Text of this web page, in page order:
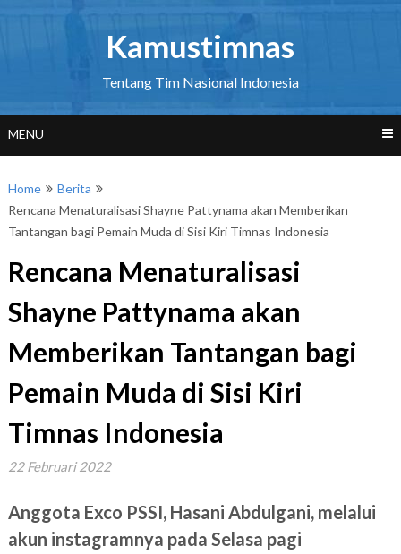
Kamustimnas
Tentang Tim Nasional Indonesia
MENU
Home
Berita
Rencana Menaturalisasi Shayne Pattynama akan Memberikan
Tantangan bagi Pemain Muda di Sisi Kiri Timnas Indonesia
Rencana Menaturalisasi
Shayne Pattynama akan
Memberikan Tantangan bagi
Pemain Muda di Sisi Kiri
Timnas Indonesia
22 Februari 2022
Anggota Exco PSSI, Hasani Abdulgani, melalui
akun instagramnya pada Selasa pagi